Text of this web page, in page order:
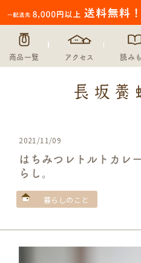
商品一覧 アクセス 読み
2021/11/09
はちみつレトルトカレ
らし。
暮らしのこと